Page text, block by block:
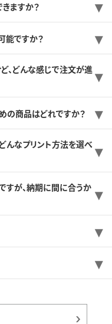
ますか？
能ですか？
、どんな感じで注文が進
の商品はどれですか？
んなプリント方法を選べ
すが、納期に間に合うか